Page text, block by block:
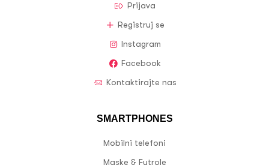
Prijava
Registruj se
Instagram
Facebook
Kontaktirajte nas
SMARTPHONES
Mobilni telefoni
Maske & Futrole